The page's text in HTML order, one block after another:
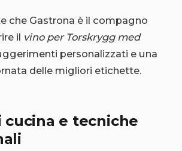
che Gastrona è il compagno
il vino per Torskrygg med
personalizzati e una
delle migliori etichette.
cucina e tecniche